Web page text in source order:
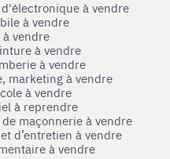
à vendre
à vendre
vendre
à vendre
à vendre
marketing à vendre
à vendre
à reprendre
maçonnerie à vendre
d’entretien à vendre
à vendre